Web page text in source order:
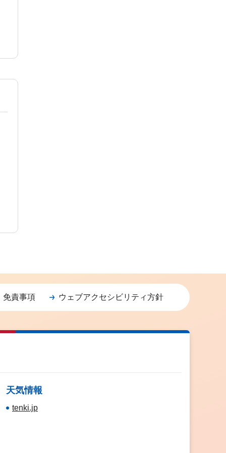
免責事項 ウェブアクセシビリティ方針
天気情報
tenki.jp